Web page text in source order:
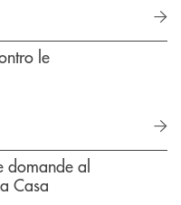
le
domande al
Casa